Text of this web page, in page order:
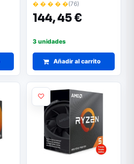
integrados Radeon
� � � � �(76)
144,45 €
3 unidades
Añadir al carrito